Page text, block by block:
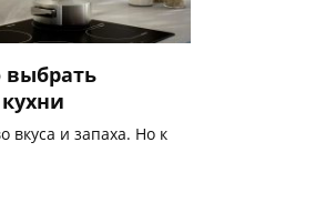
выбрать
вкуса и запаха. Но к